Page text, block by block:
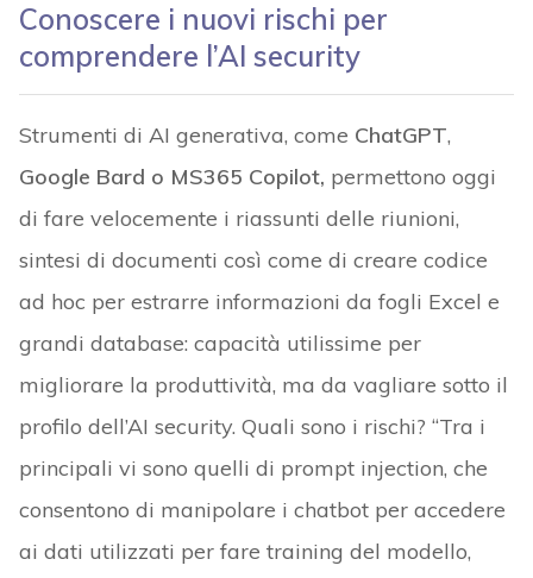
Conoscere i nuovi rischi per
comprendere l’AI security
Strumenti di AI generativa, come ChatGPT,
Google Bard o MS365 Copilot, permettono oggi
di fare velocemente i riassunti delle riunioni,
sintesi di documenti così come di creare codice
ad hoc per estrarre informazioni da fogli Excel e
grandi database: capacità utilissime per
migliorare la produttività, ma da vagliare sotto il
profilo dell’AI security. Quali sono i rischi? “Tra i
principali vi sono quelli di prompt injection, che
consentono di manipolare i chatbot per accedere
ai dati utilizzati per fare training del modello,